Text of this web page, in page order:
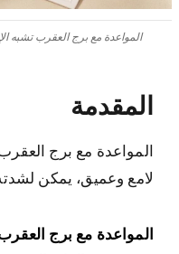
المواعدة مع برج العقرب تشبه
المقدمة
المواعدة مع برج
لامع وعميق، يمكن
المواعدة مع برج